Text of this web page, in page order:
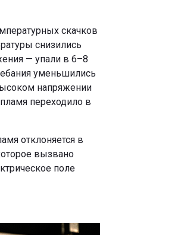
скачков
снизились
— упали в 6–8
уменьшились
напряжении
переходило в
отклоняется в
вызвано
поле